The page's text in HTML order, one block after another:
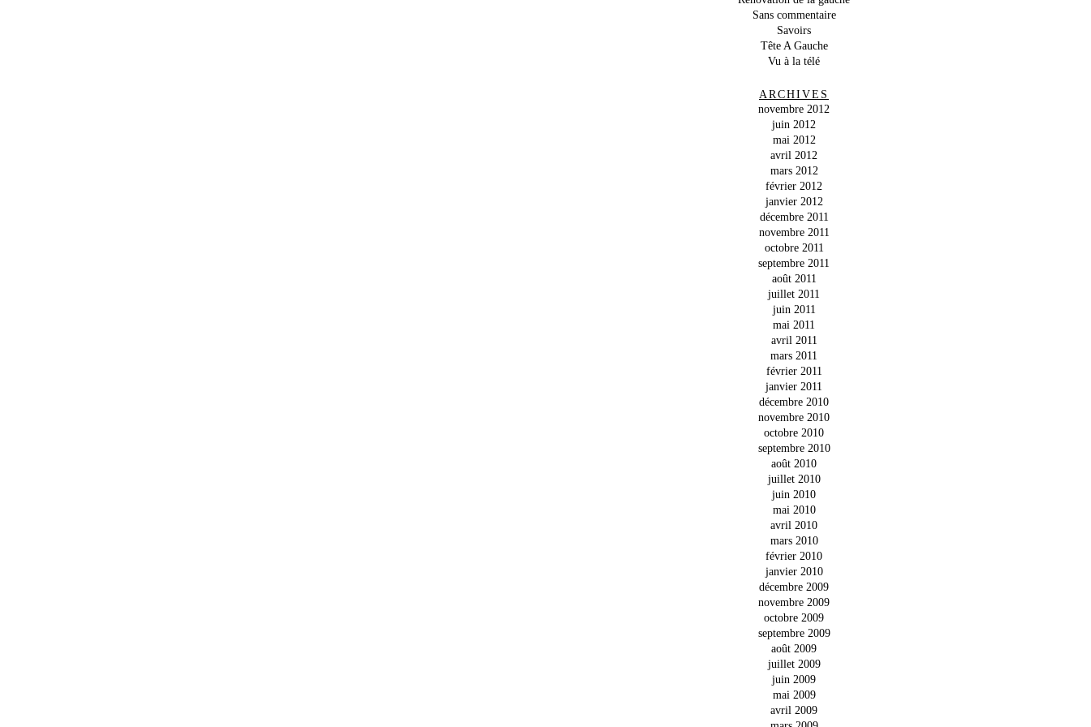
Sans commentaire
Savoirs
Tête A Gauche
Vu à la télé
ARCHIVES
novembre 2012
juin 2012
mai 2012
avril 2012
mars 2012
février 2012
janvier 2012
décembre 2011
novembre 2011
octobre 2011
septembre 2011
août 2011
juillet 2011
juin 2011
mai 2011
avril 2011
mars 2011
février 2011
janvier 2011
décembre 2010
novembre 2010
octobre 2010
septembre 2010
août 2010
juillet 2010
juin 2010
mai 2010
avril 2010
mars 2010
février 2010
janvier 2010
décembre 2009
novembre 2009
octobre 2009
septembre 2009
août 2009
juillet 2009
juin 2009
mai 2009
avril 2009